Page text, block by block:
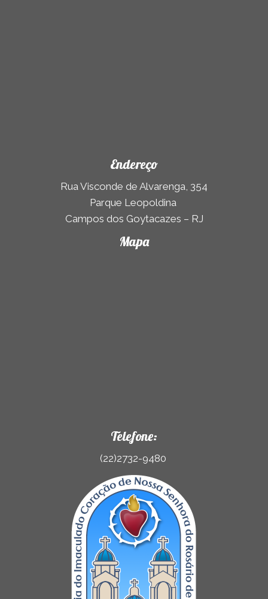
Endereço
Rua Visconde de Alvarenga, 354
Parque Leopoldina
Campos dos Goytacazes – RJ
Mapa
Telefone:
(22)2732-9480